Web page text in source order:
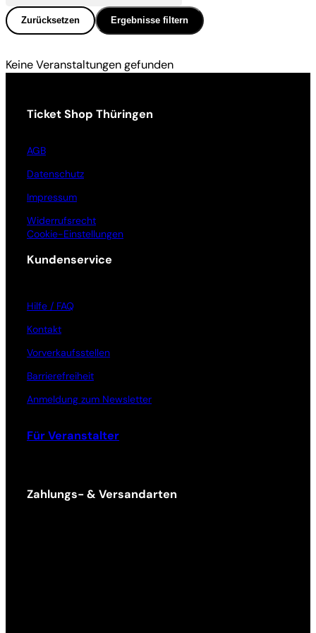
Zurücksetzen Ergebnisse filtern
Keine Veranstaltungen gefunden
Ticket Shop Thüringen
AGB
Datenschutz
Impressum
Widerrufsrecht
Cookie-Einstellungen
Kundenservice
Hilfe / FAQ
Kontakt
Vorverkaufsstellen
Barrierefreiheit
Anmeldung zum Newsletter
Für Veranstalter
Zahlungs- & Versandarten